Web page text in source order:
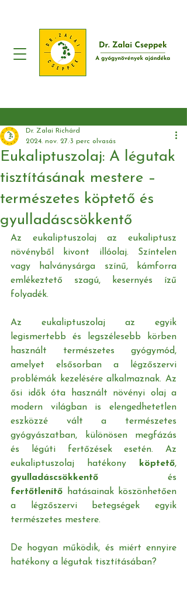
Eukaliptuszolaj: A légutak
tisztításának mestere –
természetes köptető és
gyulladáscsökkentő
Dr. Zalai Richárd
2024. nov. 27.3 perc olvasás
Az eukaliptuszolaj az eukaliptusz
növényből kivont illóolaj. Színtelen
vagy halványsárga színű, kámforra
emlékeztető szagú, kesernyés ízű
folyadék.
Az eukaliptuszolaj az egyik
legismertebb és legszélesebb körben
használt természetes gyógymód,
amelyet elsősorban a légzőszervi
problémák kezelésére alkalmaznak. Az
ősi idők óta használt növényi olaj a
modern világban is elengedhetetlen
eszközzé vált a természetes
gyógyászatban, különösen megfázás
és légúti fertőzések esetén. Az
eukaliptuszolaj hatékony
köptető
gyulladáscsökkentő
fertőtlenítő hatásainak köszönhetően
a légzőszervi betegségek egyik
természetes mestere.
De hogyan működik, és miért ennyire
hatékony a légutak tisztításában?